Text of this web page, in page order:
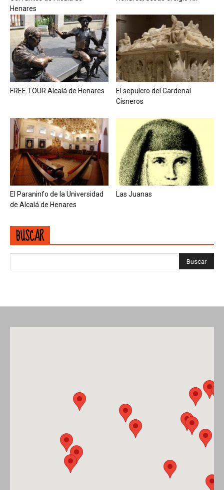
Henares
FREE TOUR Alcalá de Henares
El sepulcro del Cardenal
Cisneros
El Paraninfo de la Universidad
de Alcalá de Henares
Las Juanas
BUSCAR